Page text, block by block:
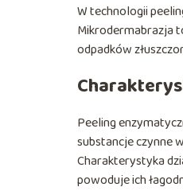
W technologii
Mikrodermabrazja
odpadków
Peeling
substancje czynne
Charakterystyka
powoduje ich